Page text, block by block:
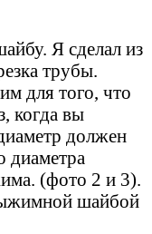
Я сделал из
трубы.
для того, что
когда вы
должен
диаметра
(фото 2 и 3).
шайбой